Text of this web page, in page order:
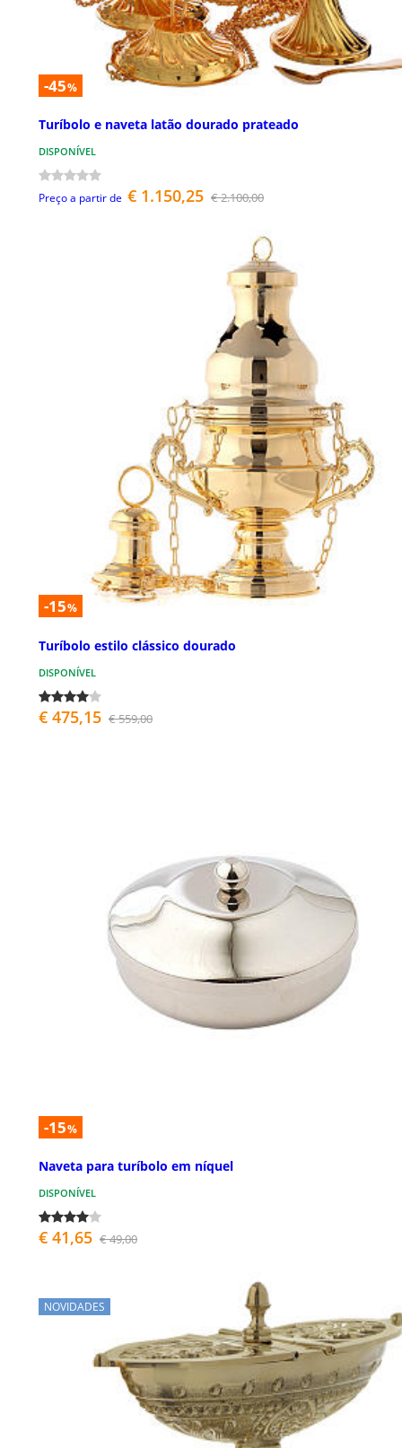
-45%
Turíbolo e naveta latão dourado prateado
DISPONÍVEL
Preço a partir de € 1.150,25 € 2.100,00
-15%
Turíbolo estilo clássico dourado
DISPONÍVEL
€ 475,15 € 559,00
-15%
Naveta para turíbolo em níquel
DISPONÍVEL
€ 41,65 € 49,00
NOVIDADES